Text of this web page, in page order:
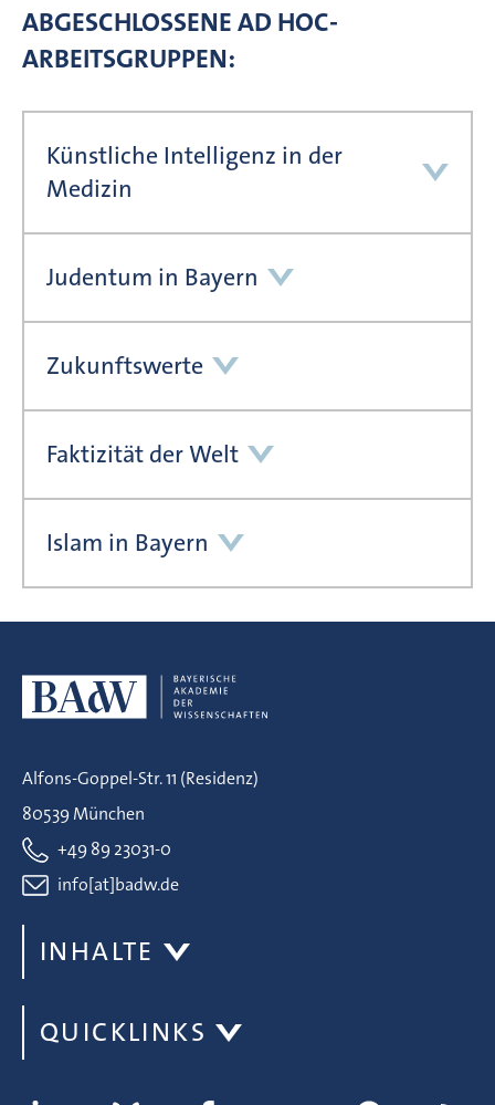
ABGESCHLOSSENE AD HOC-
ARBEITSGRUPPEN:
Künstliche Intelligenz in der
Medizin
Judentum in Bayern
Zukunftswerte
Faktizität der Welt
Islam in Bayern
Alfons-Goppel-Str. 11 (Residenz)
80539 München
+49 89 23031-0
info[at]badw.de
INHALTE
QUICKLINKS